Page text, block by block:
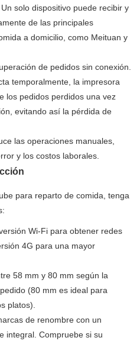
solo dispositivo puede recibir y
de las principales
a domicilio, como Meituan y
de pedidos sin conexión.
temporalmente, la impresora
los pedidos perdidos una vez
evitando así la pérdida de
las operaciones manuales,
y los costos laborales.
para reparto de comida, tenga
Wi-Fi para obtener redes
4G para una mayor
58 mm y 80 mm según la
(80 mm es ideal para
platos).
de renombre con un
integral. Compruebe si su